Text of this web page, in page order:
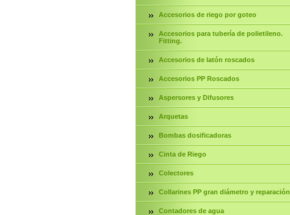
Accesorios de riego por goteo
Accesorios para tubería de polietileno.
Fitting.
Accesorios de latón roscados
Accesorios PP Roscados
Aspersores y Difusores
Arquetas
Bombas dosificadoras
Cinta de Riego
Colectores
Collarines PP gran diámetro y reparación
Contadores de agua